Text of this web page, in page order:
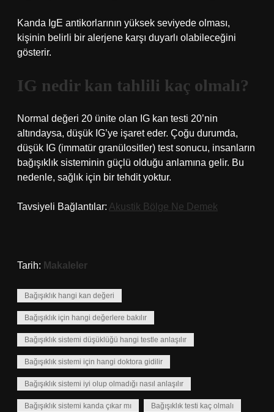
Kanda IgE antikorlarının yüksek seviyede olması,
kişinin belirli bir alerjene karşı duyarlı olabileceğini
gösterir.
IG nedir kan tahlili kaç olmalı?
Normal değeri 20 ünite olan IG kan testi 20’nin
altındaysa, düşük IG’ye işaret eder. Çoğu durumda,
düşük IG (immatür granülositler) test sonucu, insanların
bağışıklık sisteminin güçlü olduğu anlamına gelir. Bu
nedenle, sağlık için bir tehdit yoktur.
Tavsiyeli Bağlantılar: Akustik Bölge Ne Demek
Tarih: Makaleler
Bağışıklık hangi kan değeri
Bağışıklık için hangi değerlere bakılır
Bağışıklık sistemi düşüklüğü hangi testle anlaşılır
Bağışıklık sistemi için hangi doktora gidilir
Bağışıklık sistemi iyi olup olmadığı nasıl anlaşılır
Bağışıklık sistemi kanda çıkar mı Bağışıklık testi kaç olmalı